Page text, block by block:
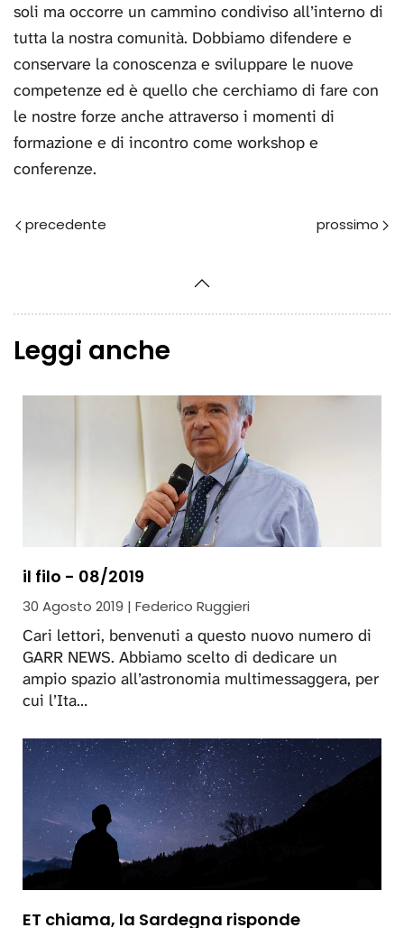
soli ma occorre un cammino condiviso all’interno di
tutta la nostra comunità. Dobbiamo difendere e
conservare la conoscenza e sviluppare le nuove
competenze ed è quello che cerchiamo di fare con
le nostre forze anche attraverso i momenti di
formazione e di incontro come workshop e
conferenze.
Leggi anche
il filo - 08/2019
30 Agosto 2019 | Federico Ruggieri
Cari lettori, benvenuti a questo nuovo numero di
GARR NEWS. Abbiamo scelto di dedicare un
ampio spazio all’astronomia multimessaggera, per
cui l’Ita…
ET chiama, la Sardegna risponde